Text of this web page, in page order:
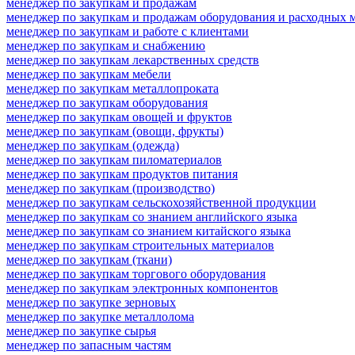
менеджер по закупкам и продажам оборудования и расходных
менеджер по закупкам и работе с клиентами
менеджер по закупкам и снабжению
менеджер по закупкам лекарственных средств
менеджер по закупкам мебели
менеджер по закупкам металлопроката
менеджер по закупкам оборудования
менеджер по закупкам овощей и фруктов
менеджер по закупкам (овощи, фрукты)
менеджер по закупкам (одежда)
менеджер по закупкам пиломатериалов
менеджер по закупкам продуктов питания
менеджер по закупкам (производство)
менеджер по закупкам сельскохозяйственной продукции
менеджер по закупкам со знанием английского языка
менеджер по закупкам со знанием китайского языка
менеджер по закупкам строительных материалов
менеджер по закупкам (ткани)
менеджер по закупкам торгового оборудования
менеджер по закупкам электронных компонентов
менеджер по закупке зерновых
менеджер по закупке металлолома
менеджер по закупке сырья
менеджер по запасным частям